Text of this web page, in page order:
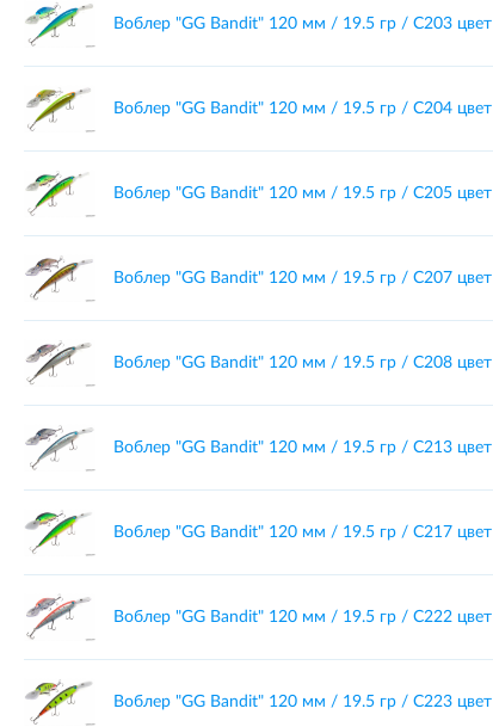
Воблер "GG Bandit" 120 мм / 19.5 гр / C203 цвет
Воблер "GG Bandit" 120 мм / 19.5 гр / C204 цвет
Воблер "GG Bandit" 120 мм / 19.5 гр / C205 цвет
Воблер "GG Bandit" 120 мм / 19.5 гр / C207 цвет
Воблер "GG Bandit" 120 мм / 19.5 гр / C208 цвет
Воблер "GG Bandit" 120 мм / 19.5 гр / C213 цвет
Воблер "GG Bandit" 120 мм / 19.5 гр / C217 цвет
Воблер "GG Bandit" 120 мм / 19.5 гр / C222 цвет
Воблер "GG Bandit" 120 мм / 19.5 гр / C223 цвет